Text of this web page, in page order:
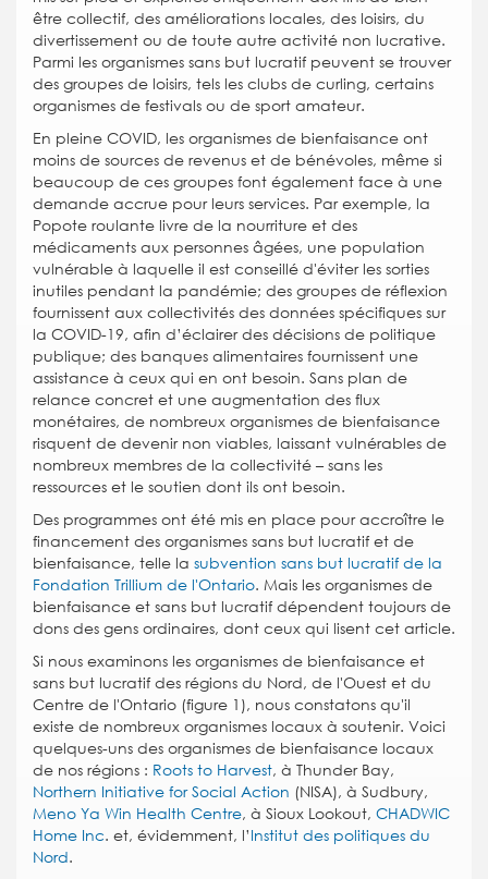
être collectif, des améliorations locales, des loisirs, du
divertissement ou de toute autre activité non lucrative.
Parmi les organismes sans but lucratif peuvent se trouver
des groupes de loisirs, tels les clubs de curling, certains
organismes de festivals ou de sport amateur.
En pleine COVID, les organismes de bienfaisance ont
moins de sources de revenus et de bénévoles, même si
beaucoup de ces groupes font également face à une
demande accrue pour leurs services. Par exemple, la
Popote roulante livre de la nourriture et des
médicaments aux personnes âgées, une population
vulnérable à laquelle il est conseillé d'éviter les sorties
inutiles pendant la pandémie; des groupes de réflexion
fournissent aux collectivités des données spécifiques sur
la COVID-19, afin d’éclairer des décisions de politique
publique; des banques alimentaires fournissent une
assistance à ceux qui en ont besoin. Sans plan de
relance concret et une augmentation des flux
monétaires, de nombreux organismes de bienfaisance
risquent de devenir non viables, laissant vulnérables de
nombreux membres de la collectivité – sans les
ressources et le soutien dont ils ont besoin.
Des programmes ont été mis en place pour accroître le
financement des organismes sans but lucratif et de
bienfaisance, telle la subvention sans but lucratif de la
Fondation Trillium de l'Ontario. Mais les organismes de
bienfaisance et sans but lucratif dépendent toujours de
dons des gens ordinaires, dont ceux qui lisent cet article.
Si nous examinons les organismes de bienfaisance et
sans but lucratif des régions du Nord, de l'Ouest et du
Centre de l'Ontario (figure 1), nous constatons qu'il
existe de nombreux organismes locaux à soutenir. Voici
quelques-uns des organismes de bienfaisance locaux
de nos régions : Roots to Harvest, à Thunder Bay,
Northern Initiative for Social Action (NISA), à Sudbury,
Meno Ya Win Health Centre, à Sioux Lookout, CHADWIC
Home Inc. et, évidemment, l’Institut des politiques du
Nord.